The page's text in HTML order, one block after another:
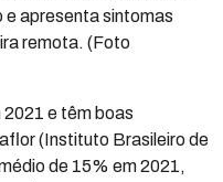
apresenta sintomas
remota. (Foto
e têm boas
(Instituto Brasileiro de
de 15% em 2021,